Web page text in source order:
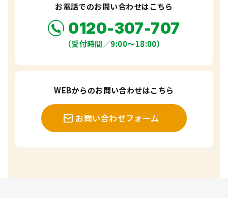
お電話でのお問い合わせはこちら
0120-307-707
（受付時間／9:00〜18:00）
WEBからのお問い合わせはこちら
お問い合わせフォーム